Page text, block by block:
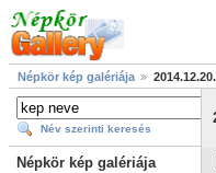
Népkör kép galériája
Név szerinti keresés
Népkör kép galériája